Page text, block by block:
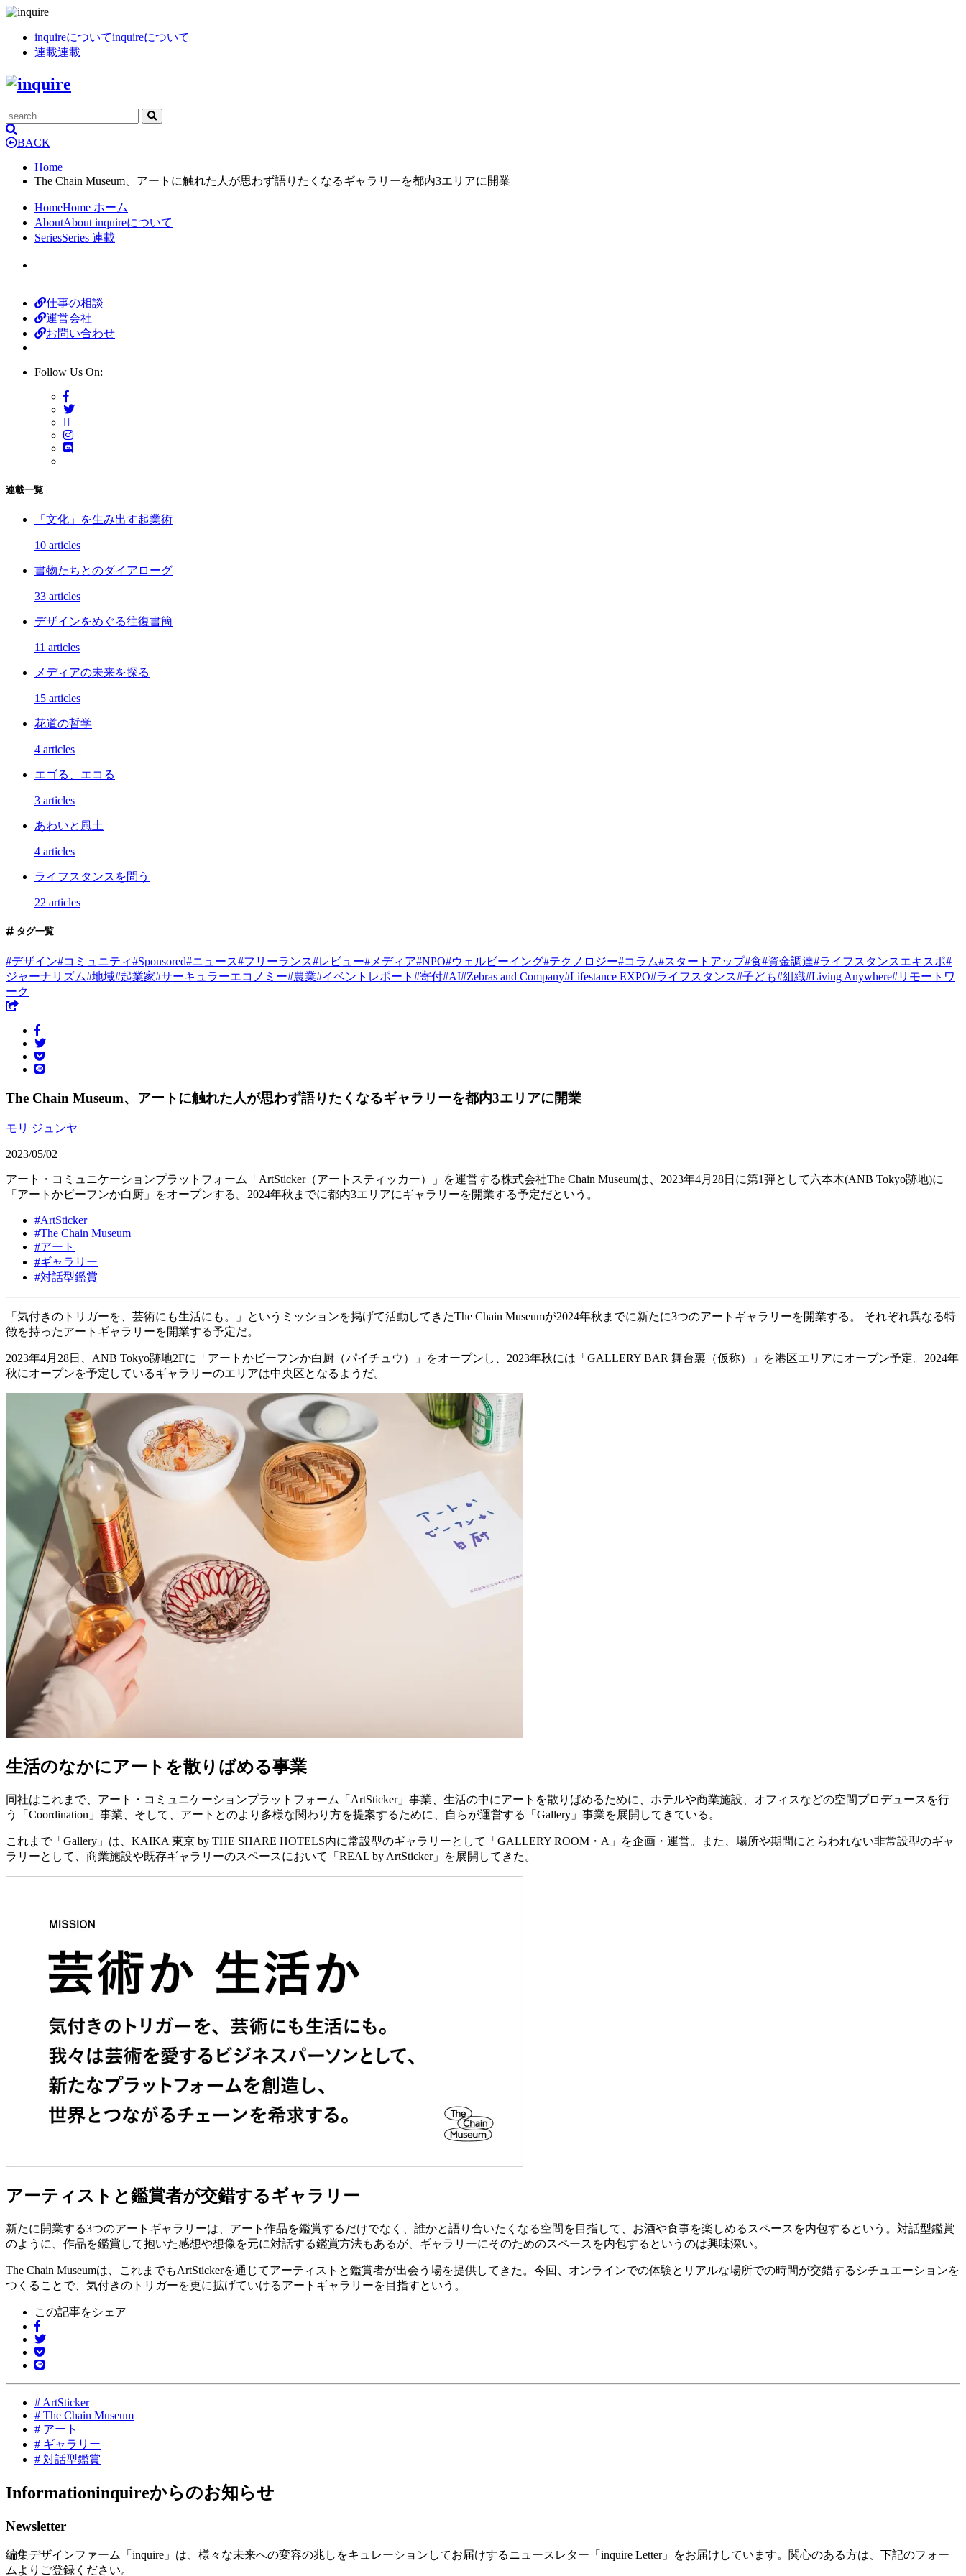
inquireについてinquireについて
連載連載
BACK
Home
The Chain Museum、アートに触れた人が思わず語りたくなるギャラリーを都内3エリアに開業
HomeHome ホーム
AboutAbout inquireについて
SeriesSeries 連載
仕事の相談
運営会社
お問い合わせ
Follow Us On:
連載一覧
「文化」を生み出す起業術
10 articles
書物たちとのダイアローグ
33 articles
デザインをめぐる往復書簡
11 articles
メディアの未来を探る
15 articles
花道の哲学
4 articles
エゴる、エコる
3 articles
あわいと風土
4 articles
ライフスタンスを問う
22 articles
タグ一覧
#デザイン#コミュニティ#Sponsored#ニュース#フリーランス#レビュー# メディア#NPO#ウェルビーイング#テクノロジー#コラム#スタートアップ#食#資金調達#ライフスタンスエキスポ#
ジャーナリズム#地域#起業家#サーキュラーエコノミー#農業#イベントレポート #寄付#AI#Zebras and Company#Lifestance EXPO#ライフスタンス#子ども#組織#Living Anywhere#リモートワ
ーク
The Chain Museum、アートに触れた人が思わず語りたくなるギャラリーを都内3エリアに開業
モリ ジュンヤ
2023/05/02
アート・コミュニケーションプラットフォーム「ArtSticker（アートスティッカー）」を運営する株式会社The Chain Museumは、2023年4月28日に第1弾として六本木(ANB Tokyo跡地)に
「アートかビーフンか白厨」をオープンする。2024年秋までに都内3エリアにギャラリーを開業する予定だという。
#ArtSticker
#The Chain Museum
#アート
#ギャラリー
#対話型鑑賞
「気付きのトリガーを、芸術にも生活にも。」というミッションを掲げて活動してきたThe Chain Museumが2024年秋までに新たに3つのアートギャラリーを開業する。 それぞれ異なる特
徴を持ったアートギャラリーを開業する予定だ。
2023年4月28日、ANB Tokyo跡地2Fに「アートかビーフンか白厨（パイチュウ）」をオープンし、2023年秋には「GALLERY BAR 舞台裏（仮称）」を港区エリアにオープン予定。2024年
秋にオープンを予定しているギャラリーのエリアは中央区となるようだ。
生活のなかにアートを散りばめる事業
同社はこれまで、アート・コミュニケーションプラットフォーム「ArtSticker」事業、生活の中にアートを散りばめるために、ホテルや商業施設、オフィスなどの空間プロデュースを行
う「Coordination」事業、そして、アートとのより多様な関わり方を提案するために、自らが運営する「Gallery」事業を展開してきている。
これまで「Gallery」は、KAIKA 東京 by THE SHARE HOTELS内に常設型のギャラリーとして「GALLERY ROOM・A」を企画・運営。また、場所や期間にとらわれない非常設型のギャ
ラリーとして、商業施設や既存ギャラリーのスペースにおいて「REAL by ArtSticker」を展開してきた。
アーティストと鑑賞者が交錯するギャラリー
新たに開業する3つのアートギャラリーは、アート作品を鑑賞するだけでなく、誰かと語り合いたくなる空間を目指して、お酒や食事を楽しめるスペースを内包するという。対話型鑑賞
のように、作品を鑑賞して抱いた感想や想像を元に対話する鑑賞方法もあるが、ギャラリーにそのためのスペースを内包するというのは興味深い。
The Chain Museumは、これまでもArtStickerを通じてアーティストと鑑賞者が出会う場を提供してきた。今回、オンラインでの体験とリアルな場所での時間が交錯するシチュエーションを
つくることで、気付きのトリガーを更に拡げていけるアートギャラリーを目指すという。
この記事をシェア
# ArtSticker
# The Chain Museum
# アート
# ギャラリー
# 対話型鑑賞
Informationinquireからのお知らせ
Newsletter
編集デザインファーム「inquire」は、様々な未来への変容の兆しをキュレーションしてお届けするニュースレター「inquire Letter」をお届けしています。関心のある方は、下記のフォー
ムよりご登録ください。